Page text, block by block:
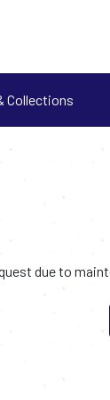
Collections
due to